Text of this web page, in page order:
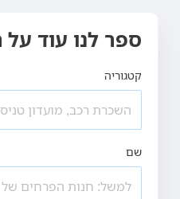
ספר לנו עוד
קטגוריה
שם